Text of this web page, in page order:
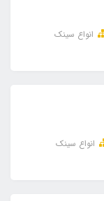
انواع سینک
انواع سینک